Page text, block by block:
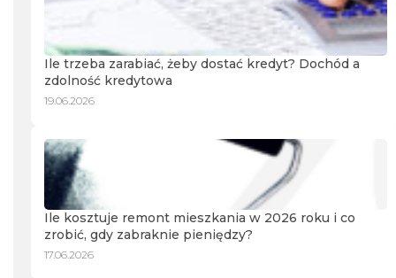
Ile trzeba zarabiać, żeby dostać kredyt? Dochód a
zdolność kredytowa
19.06.2026
Ile kosztuje remont mieszkania w 2026 roku i co
zrobić, gdy zabraknie pieniędzy?
17.06.2026